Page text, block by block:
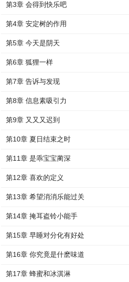
第3章 会得到快乐吧
第4章 安定树的作用
第5章 今天是阴天
第6章 狐狸一样
第7章 告诉与发现
第8章 信息素吸引力
第9章 又又又迟到
第10章 夏日结束之时
第11章 是乖宝宝蔺深
第12章 喜欢的定义
第13章 希望消消乐能过关
第14章 掩耳盗铃小能手
第15章 早睡对分化有好处
第16章 你究竟是什麽味道
第17章 蜂蜜和冰淇淋